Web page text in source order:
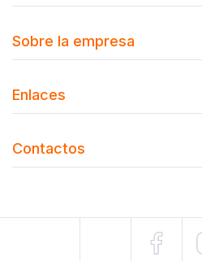
Sobre la empresa
Enlaces
Contactos